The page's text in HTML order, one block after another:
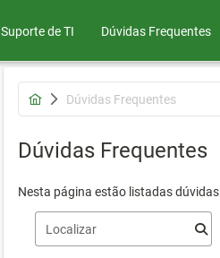
Suporte de TI Dúvidas Frequentes
Dúvidas Frequentes
Dúvidas Frequentes
Nesta página estão listadas